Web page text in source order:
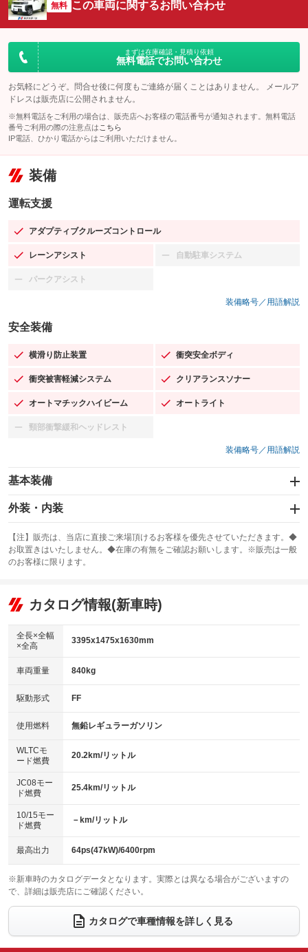
無料 この車両に関するお問い合わせ
まずは在庫確認・見積り依頼
無料電話でお問い合わせ
お気軽にどうぞ。問合せ後に何度もご連絡が届くことはありません。 メールア
ドレスは販売店に公開されません。
※無料電話をご利用の場合は、販売店へお客様の電話番号が通知されます。無料電話
番号ご利用の際の注意点は こちら
IP電話、ひかり電話からはご利用いただけません。
装備
運転支援
アダプティブクルーズコントロール
：装備あり
レーンアシスト
：装備あり 自動駐車システム
：装備なし
パークアシスト
：装備なし
装備略号／用語解説
安全装備
横滑り防止装置
：装備あり 衝突安全ボディ
：装備あり
衝突被害軽減システム
：装備あり クリアランスソナー
：装備あり
オートマチックハイビーム
：装備あり オートライト
：装備あり
頸部衝撃緩和ヘッドレスト
：装備なし
装備略号／用語解説
基本装備
エアバッグ：運転席/助手席/サイド
：装備あり
：装備なし
サンルーフ
：装備なし ABS
リフトアップ
：装備なし
：装備なし
パワーウィンドウ
アイドリングストップ
：装備あり
USB入力端子
：装備なし
100V電源
：装備なし
センターデフロック
：装備なし
電動格納ミラー
：装備あり
外装・内装
カーナビ：SDナビ
：装備あり
TV：フルセグ
：装備あり
ビジュアル
：装備なし
：装備あり
革シート
キーレス
HID(キセノンライト)
：装備なし
バックカメラ
：装備あり
エアロ
：装備なし
：装備なし
パワーシート
ベンチシート
：装備なし
チップアップシート
：装備なし
：装備なし ：装備あり
ウォークスルー
：装備なし
電動リアゲート フロントカメラ
：装備なし
：装備なし ：装備なし
【注】販売は、当店に直接ご来場頂けるお客様を優先させていただきます。◆
お取置きはいたしません。◆在庫の有無をご確認お願いします。※販売は一般
のお客様に限ります。
カタログ情報(新車時)
全長×全幅
×全高
3395x1475x1630mm
車両重量 840kg
駆動形式 FF
使用燃料 無鉛レギュラーガソリン
WLTCモ
ード燃費
20.2km/リットル
JC08モー
ド燃費
25.4km/リットル
10/15モー
ド燃費
－km/リットル
最高出力 64ps(47kW)/6400rpm
※新車時のカタログデータとなります。実際とは異なる場合がございますの
で、詳細は販売店にご確認ください。
カタログで車種情報を詳しく見る